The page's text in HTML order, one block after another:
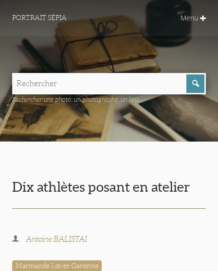
PORTRAIT SÉPIA Menu
Rechercher une photo, un photographe, un lieu...
Dix athlètes posant en atelier
Antoine BALISTAI
Marmande Lot-et-Garonne